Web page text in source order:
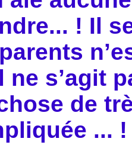
! Il
ne s’agit
de
...